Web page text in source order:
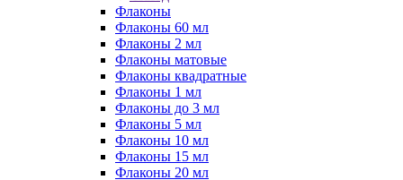
Флаконы
Флаконы 60 мл
Флаконы 2 мл
Флаконы матовые
Флаконы квадратные
Флаконы 1 мл
Флаконы до 3 мл
Флаконы 5 мл
Флаконы 10 мл
Флаконы 15 мл
Флаконы 20 мл